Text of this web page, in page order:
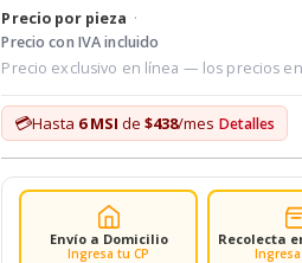
Precio por pieza ·
Precio con IVA incluido
Precio exclusivo en línea — los precios
💳Hasta 6 MSI de$438/mes Detalles
Envío a Domicilio
Ingresa tu CP
Recolecta
Ingresa